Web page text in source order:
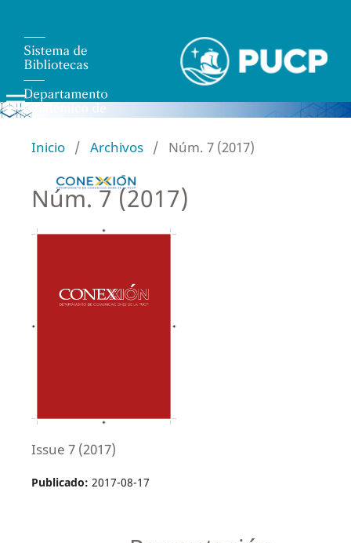
Inicio / Archivos / Núm. 7 (2017)
Núm. 7 (2017)
Issue 7 (2017)
Publicado: 2017-08-17